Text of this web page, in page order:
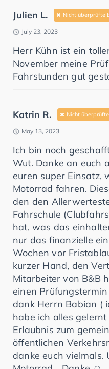
Julien L. Nicht überprüfte
July 23, 2023
Herr Kühn ist ein
November meine
Fahrstunden gut
Katrin R. Nicht
May 13, 2023
Ich bin noch
Wut. Danke an euch
euren super Einsatz,
Motorrad fahren.
den den
Fahrschule
hat, was das
nur das finanzielle
Wochen vor
kurzer Hand, den
Mitarbeiter von B&B
einen
dank Herrn Babian (
habe ich alles
Erlaubnis zum
öffentlichen
danke euch vielmals.